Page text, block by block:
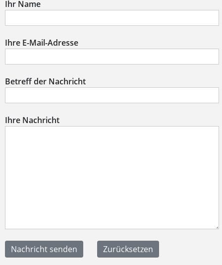
Ihr Name
Ihre E-Mail-Adresse
Betreff der Nachricht
Ihre Nachricht